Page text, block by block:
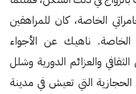
الخاصة، كان للمراهقين
الخاصة. ناهيك عن الأجواء
والعزائم الدورية وشلل
التي تعيش في مدينة